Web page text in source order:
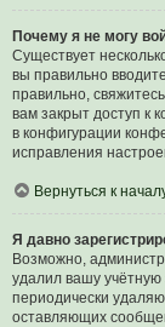
Почему я не могу
Существует
вы правильно
правильно,
вам закрыт доступ к
в конфигурации
исправления
Вернуться к
Я давно
Возможно,
удалил вашу учётную
периодически
оставляющих